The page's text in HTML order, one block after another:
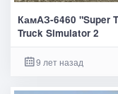
КамАЗ-6460 "Super
Truck Simulator 2
9 лет назад